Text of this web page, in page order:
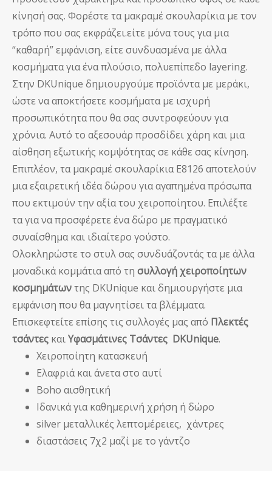
κίνησή σας. Φορέστε τα μακραμέ σκουλαρίκια με τον
τρόπο που σας εκφράζει.είτε μόνα τους για μια
“καθαρή” εμφάνιση, είτε συνδυασμένα με άλλα
κοσμήματα για ένα πλούσιο, πολυεπίπεδο layering.
Στην DKUnique δημιουργούμε προϊόντα με μεράκι,
ώστε να αποκτήσετε κοσμήματα με ισχυρή
προσωπικότητα που θα σας συντροφεύουν για
χρόνια. Αυτό το αξεσουάρ προσδίδει χάρη και μια
αίσθηση εξωτικής κομψότητας σε κάθε σας κίνηση.
Επιπλέον, τα μακραμέ σκουλαρίκια E8126 αποτελούν
μια εξαιρετική ιδέα δώρου για αγαπημένα πρόσωπα
που εκτιμούν την αξία του χειροποίητου. Επιλέξτε
τα για να προσφέρετε ένα δώρο με πραγματικό
συναίσθημα και ιδιαίτερο γούστο.
Ολοκληρώστε το στυλ σας συνδυάζοντάς τα με άλλα
μοναδικά κομμάτια από τη συλλογή χειροποίητων
κοσμημάτωντης DKUnique και δημιουργήστε μια
εμφάνιση που θα μαγνητίσει τα βλέμματα.
Επισκεφτείτε επίσης τις συλλογές μας από Πλεκτές
τσάντες καιΥφασμάτινες Τσάντες DKUnique.
Χειροποίητη κατασκευή
Ελαφριά και άνετα στο αυτί
Boho αισθητική
Ιδανικά για καθημερινή χρήση ή δώρο
silver μεταλλικές λεπτομέρειες, χάντρες
διαστάσεις 7χ2 μαζί με το γάντζο